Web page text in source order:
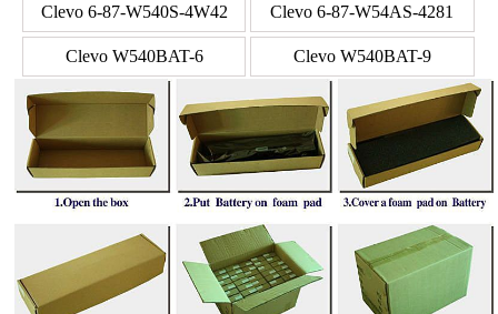
Clevo 6-87-W540S-4W42 Clevo 6-87-W54AS-4281
Clevo W540BAT-6 Clevo W540BAT-9